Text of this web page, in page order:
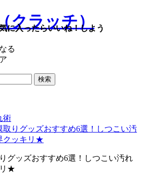
る
術
取りグッズおすすめ6選！しつこい汚
クッキリ★
に入ったらいいね！しよう